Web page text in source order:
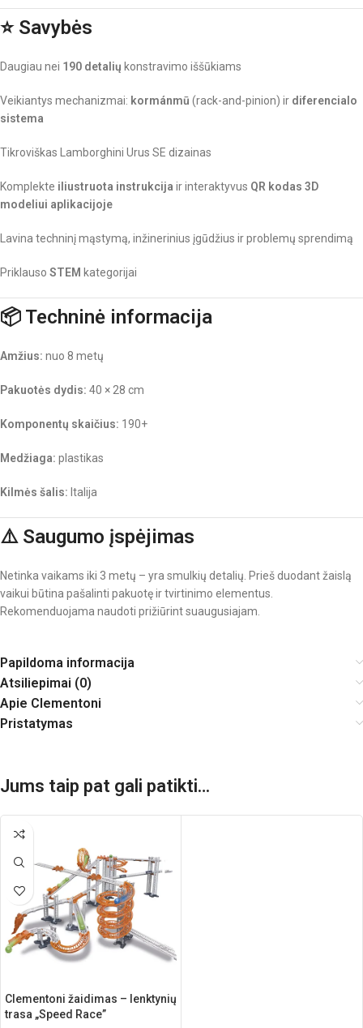
⭐ Savybės
Daugiau nei 190 detalių konstravimo iššūkiams
Veikiantys mechanizmai: kormánmū (rack-and-pinion) ir diferencialo
sistema
Tikroviškas Lamborghini Urus SE dizainas
Komplekte iliustruota instrukcija ir interaktyvus QR kodas 3D
modeliui aplikacijoje
Lavina techninį mąstymą, inžinerinius įgūdžius ir problemų sprendimą
Priklauso STEM kategorijai
📦 Techninė informacija
Amžius: nuo 8 metų
Pakuotės dydis: 40 × 28 cm
Komponentų skaičius: 190+
Medžiaga: plastikas
Kilmės šalis: Italija
⚠️ Saugumo įspėjimas
Netinka vaikams iki 3 metų – yra smulkių detalių. Prieš duodant žaislą
vaikui būtina pašalinti pakuotę ir tvirtinimo elementus.
Rekomenduojama naudoti prižiūrint suaugusiajam.
Papildoma informacija
Atsiliepimai (0)
Apie Clementoni
Pristatymas
Jums taip pat gali patikti…
Clementoni žaidimas – lenktynių
trasa „Speed Race”